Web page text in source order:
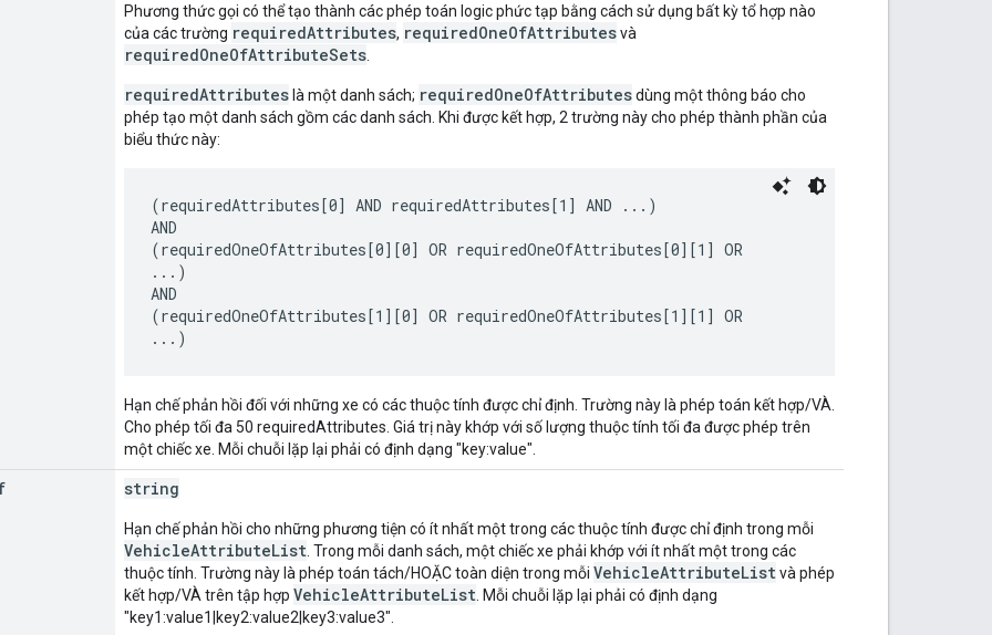
Phương thức gọi có thể tạo thành các phép toán logic phức tạp bằng cách sử dụng bất kỳ tổ hợp nào
của các trường requiredAttributes, requiredOneOfAttributesvà
requiredOneOfAttributeSets
requiredAttributes là một danh sách; requiredOneOfAttributesdùng một thông báo cho
phép tạo một danh sách gồm các danh sách. Khi được kết hợp, 2 trường này cho phép thành phần của
biểu thức này:
(requiredAttributes[0] AND requiredAttributes[1] AND ...)
AND
(requiredOneOfAttributes[0][0] OR requiredOneOfAttributes[0][1] OR
...)
AND
(requiredOneOfAttributes[1][0] OR requiredOneOfAttributes[1][1] OR
Hạn chế phản hồi đối với những xe có các thuộc tính được chỉ định. Trường này là phép toán kết hợp/VÀ.
Cho phép tối đa 50 requiredAttributes. Giá trị này khớp với số lượng thuộc tính tối đa được phép trên
một chiếc xe. Mỗi chuỗi lặp lại phải có định dạng "key:value".
string
Hạn chế phản hồi cho những phương tiện có ít nhất một trong các thuộc tính được chỉ định trong mỗi
VehicleAttributeList . Trong mỗi danh sách, một chiếc xe phải khớp với ít nhất một trong các
thuộc tính. Trường này là phép toán tách/HOẶC toàn diện trong mỗi VehicleAttributeListvà phép
kết hợp/VÀ trên tập hợp VehicleAttributeList . Mỗi chuỗi lặp lại phải có định dạng
"key1:value1|key2:value2|key3:value3".